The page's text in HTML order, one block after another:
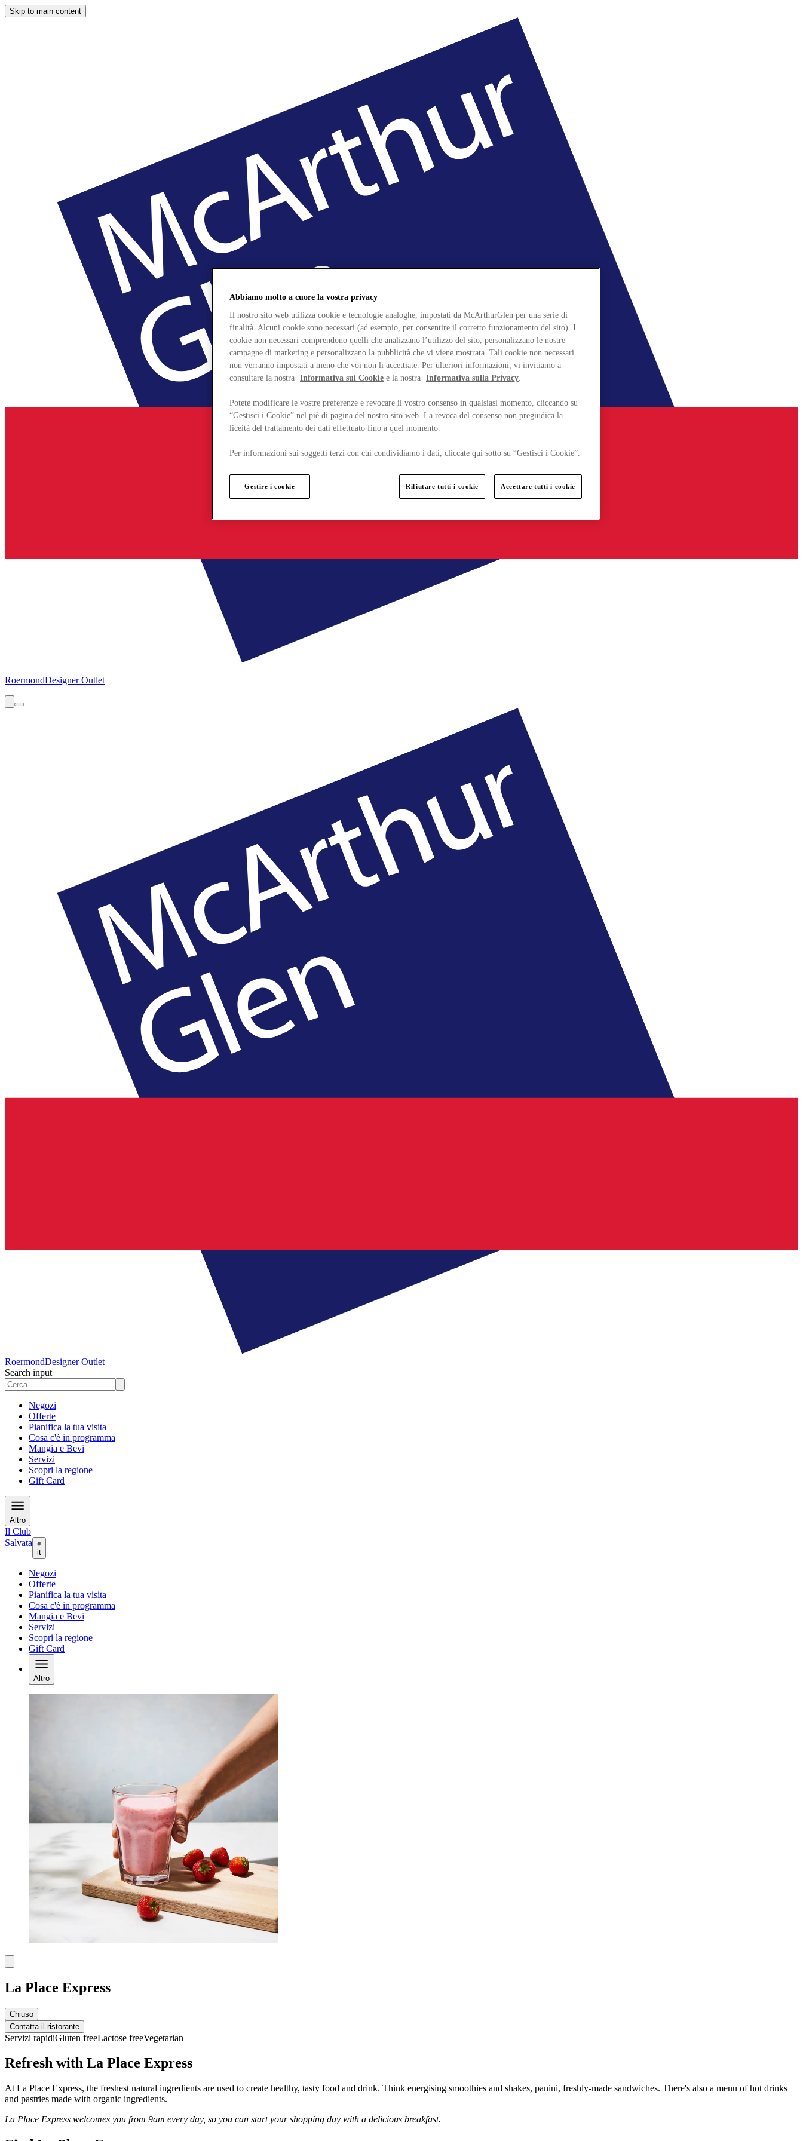
Skip to main content
RoermondDesigner Outlet
RoermondDesigner Outlet
Search input
Negozi
Offerte
Pianifica la tua visita
Cosa c'è in programma
Mangia e Bevi
Servizi
Scopri la regione
Gift Card
Altro
Il Club
Salvata
it
Negozi
Offerte
Pianifica la tua visita
Cosa c'è in programma
Mangia e Bevi
Servizi
Scopri la regione
Gift Card
Altro
La Place Express
Chiuso
Contatta il ristorante
Servizi rapidiGluten freeLactose freeVegetarian
Refresh with La Place Express
At La Place Express, the freshest natural ingredients are used to create healthy, tasty food and drink. Think energising smoothies and shakes, panini, freshly-made sandwiches. There's also a menu of hot drinks
and pastries made with organic ingredients.
La Place Express welcomes you from 9am every day, so you can start your shopping day with a delicious breakfast.
Abbiamo molto a cuore la vostra privacy
Il nostro sito web utilizza cookie e tecnologie analoghe, impostati da McArthurGlen per una serie di
finalità. Alcuni cookie sono necessari (ad esempio, per consentire il corretto funzionamento del sito). I
cookie non necessari comprendono quelli che analizzano l’utilizzo del sito, personalizzano le nostre
campagne di marketing e personalizzano la pubblicità che vi viene mostrata. Tali cookie non necessari
non verranno impostati a meno che voi non li accettiate. Per ulteriori informazioni, vi invitiamo a
consultare la nostra Informativa sui Cookie e la nostra Informativa sulla Privacy.
Potete modificare le vostre preferenze e revocare il vostro consenso in qualsiasi momento, cliccando su
“Gestisci i Cookie” nel piè di pagina del nostro sito web. La revoca del consenso non pregiudica la
liceità del trattamento dei dati effettuato fino a quel momento.
Per informazioni sui soggetti terzi con cui condividiamo i dati, cliccate qui sotto su “Gestisci i Cookie”.
Gestire i cookie Rifiutare tutti i cookie Accettare tutti i cookie